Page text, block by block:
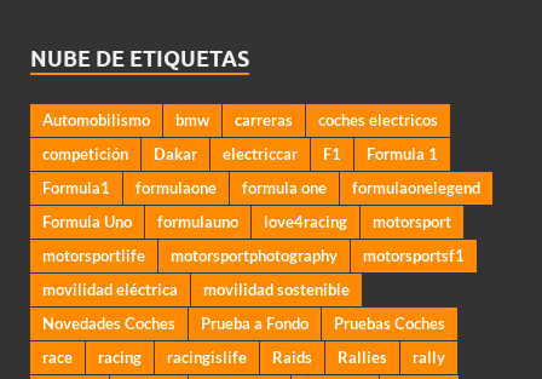
NUBE DE ETIQUETAS
Automobilismo bmw carreras
coches electricos
competición
Dakar electriccar F1
Formula 1
Formula1
formulaone formula one
formulaonelegend
Formula Uno
formulauno love4racing
motorsport
motorsportlife
motorsportphotography
motorsportsf1
movilidad eléctrica
movilidad sostenible
Novedades Coches
Prueba a Fondo
Pruebas Coches
race
racing racingislife Raids Rallies
rally